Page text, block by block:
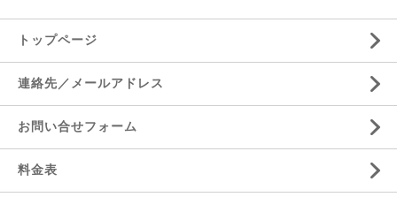
トップページ
連絡先／メールアドレス
お問い合せフォーム
料金表